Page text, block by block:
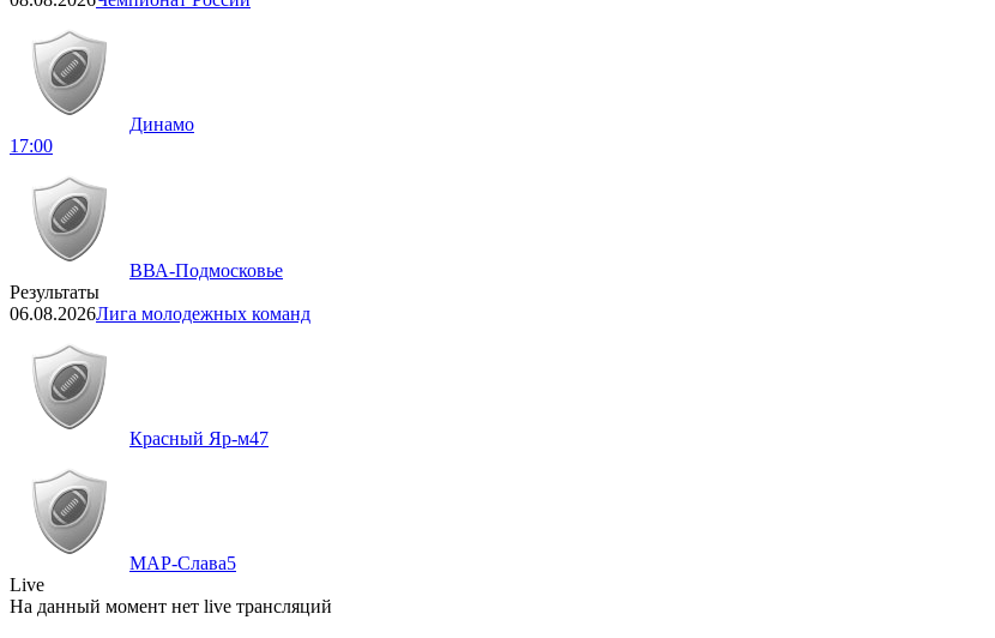
Динамо
17:00
ВВА-Подмосковье
Результаты
06.08.2026Лига молодежных команд
Красный Яр-м47
МАР-Слава5
Live
На данный момент нет live трансляций